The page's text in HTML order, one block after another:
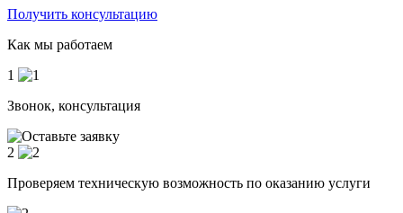
Получить консультацию
Как мы работаем
1
Звонок, консультация
2
Проверяем техническую возможность по оказанию услуги